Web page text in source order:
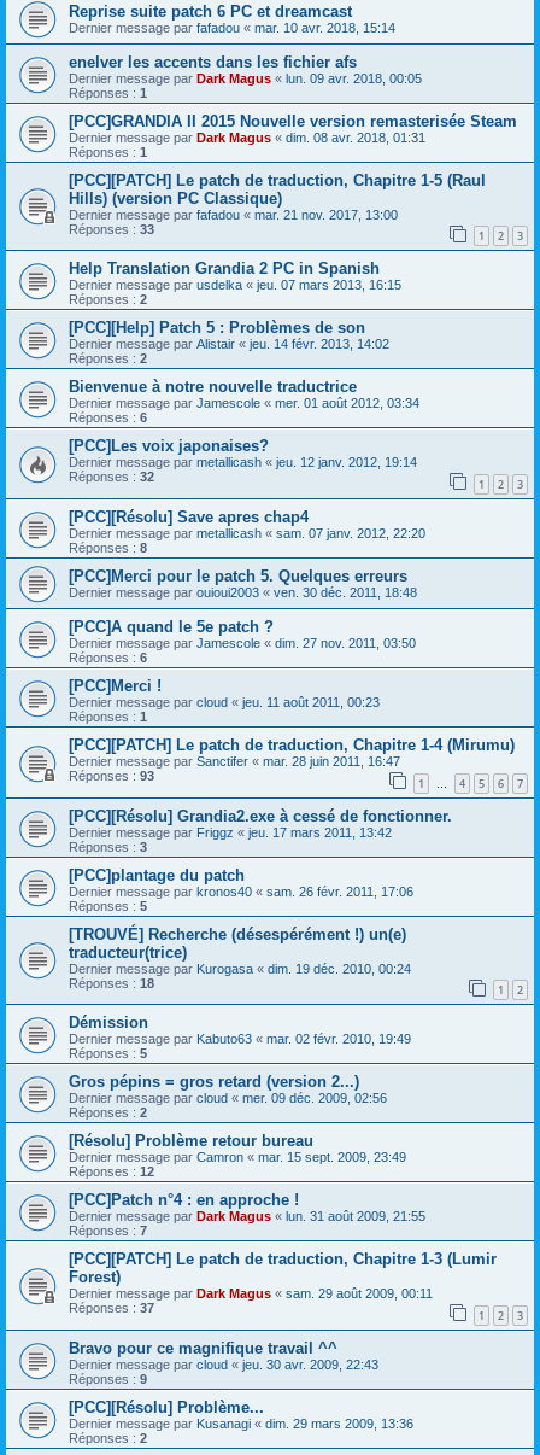
Reprise suite patch 6 PC et dreamcast
Dernier message par fafadou « mar. 10 avr. 2018, 15:14
enelver les accents dans les fichier afs
Dernier message par Dark Magus « lun. 09 avr. 2018, 00:05
Réponses : 1
[PCC]GRANDIA II 2015 Nouvelle version remasterisée Steam
Dernier message par Dark Magus « dim. 08 avr. 2018, 01:31
Réponses : 1
[PCC][PATCH] Le patch de traduction, Chapitre 1-5 (Raul
Hills) (version PC Classique)
Dernier message par fafadou « mar. 21 nov. 2017, 13:00
Réponses : 33 1 2 3
Help Translation Grandia 2 PC in Spanish
Dernier message par usdelka « jeu. 07 mars 2013, 16:15
Réponses : 2
[PCC][Help] Patch 5 : Problèmes de son
Dernier message par Alistair « jeu. 14 févr. 2013, 14:02
Réponses : 2
Bienvenue à notre nouvelle traductrice
Dernier message par Jamescole « mer. 01 août 2012, 03:34
Réponses : 6
[PCC]Les voix japonaises?
Dernier message par metallicash « jeu. 12 janv. 2012, 19:14
Réponses : 32 1 2 3
[PCC][Résolu] Save apres chap4
Dernier message par metallicash « sam. 07 janv. 2012, 22:20
Réponses : 8
[PCC]Merci pour le patch 5. Quelques erreurs
Dernier message par ouioui2003 « ven. 30 déc. 2011, 18:48
[PCC]A quand le 5e patch ?
Dernier message par Jamescole « dim. 27 nov. 2011, 03:50
Réponses : 6
[PCC]Merci !
Dernier message par cloud « jeu. 11 août 2011, 00:23
Réponses : 1
[PCC][PATCH] Le patch de traduction, Chapitre 1-4 (Mirumu)
Dernier message par Sanctifer « mar. 28 juin 2011, 16:47
Réponses : 93 1 … 4 5 6 7
[PCC][Résolu] Grandia2.exe à cessé de fonctionner.
Dernier message par Friggz « jeu. 17 mars 2011, 13:42
Réponses : 3
[PCC]plantage du patch
Dernier message par kronos40 « sam. 26 févr. 2011, 17:06
Réponses : 5
[TROUVÉ] Recherche (désespérément !) un(e)
traducteur(trice)
Dernier message par Kurogasa « dim. 19 déc. 2010, 00:24
Réponses : 18 1 2
Démission
Dernier message par Kabuto63 « mar. 02 févr. 2010, 19:49
Réponses : 5
Gros pépins = gros retard (version 2...)
Dernier message par cloud « mer. 09 déc. 2009, 02:56
Réponses : 2
[Résolu] Problème retour bureau
Dernier message par Camron « mar. 15 sept. 2009, 23:49
Réponses : 12
[PCC]Patch n°4 : en approche !
Dernier message par Dark Magus « lun. 31 août 2009, 21:55
Réponses : 7
[PCC][PATCH] Le patch de traduction, Chapitre 1-3 (Lumir
Forest)
Dernier message par Dark Magus « sam. 29 août 2009, 00:11
Réponses : 37 1 2 3
Bravo pour ce magnifique travail ^^
Dernier message par cloud « jeu. 30 avr. 2009, 22:43
Réponses : 9
[PCC][Résolu] Problème...
Dernier message par Kusanagi « dim. 29 mars 2009, 13:36
Réponses : 2